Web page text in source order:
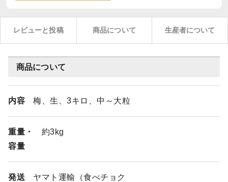
レビューと投稿 商品について 生産者について
商品について
内容 梅、生、3キロ、中～大粒
重量・
容量
約3kg
発送
ヤマト運輸（食べチョク